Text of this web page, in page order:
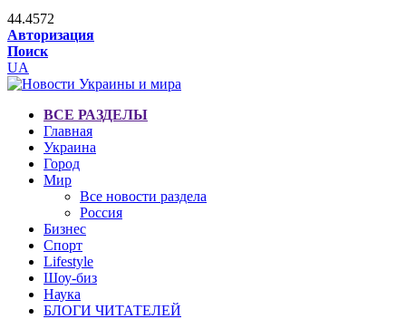
44.4572
Авторизация
Поиск
UA
ВСЕ РАЗДЕЛЫ
Главная
Украина
Город
Мир
Все новости раздела
Россия
Бизнес
Спорт
Lifestyle
Шоу-биз
Наука
БЛОГИ ЧИТАТЕЛЕЙ